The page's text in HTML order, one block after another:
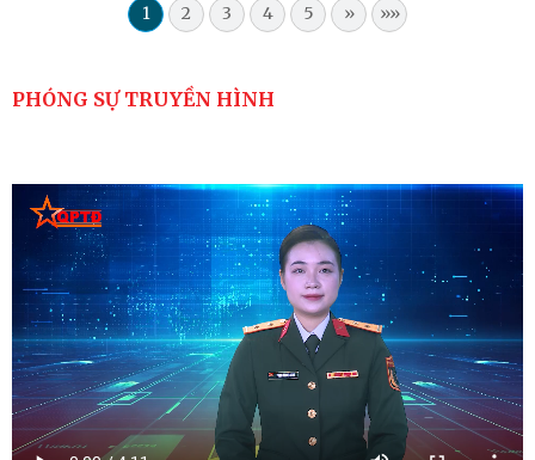
1 2 3 4 5 » »»
PHÓNG SỰ TRUYỀN HÌNH